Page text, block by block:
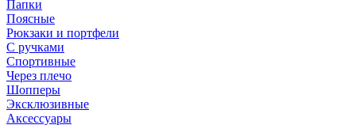
Папки
Поясные
Рюкзаки и портфели
С ручками
Спортивные
Через плечо
Шопперы
Эксклюзивные
Аксессуары